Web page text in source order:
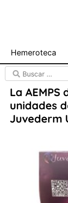
Hemeroteca
La
unidades
Juvederm